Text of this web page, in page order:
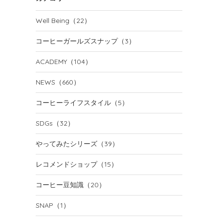
Well Being （22）
コーヒーガールズスナップ（3）
ACADEMY （104）
NEWS （660）
コーヒーライフスタイル （5）
SDGs （32）
やってみたシリーズ （39）
レコメンドショップ（15）
コーヒー豆知識 （20）
SNAP （1）